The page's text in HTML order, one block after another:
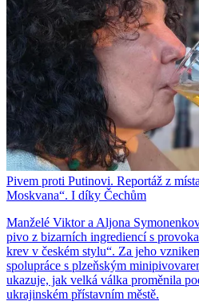
Pivem proti Putinovi. Reportáž z
Moskvana“. I díky Čechům
Manželé Viktor a Aljona
pivo z bizarních ingrediencí s
krev v českém stylu“. Za jeho
spolupráce s plzeňským
ukazuje, jak velká válka proměnila
ukrajinském přístavním městě.